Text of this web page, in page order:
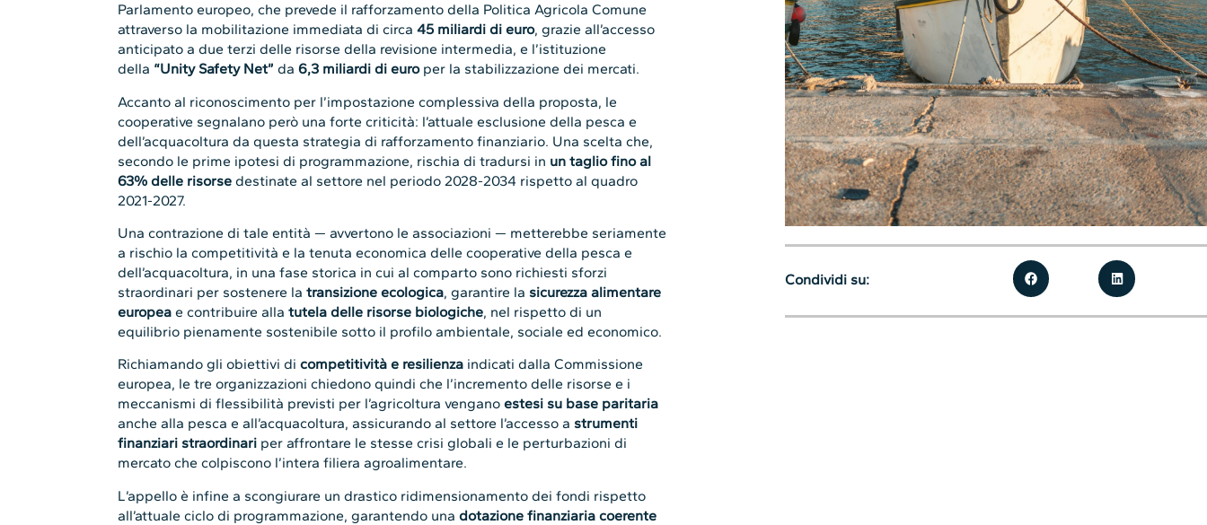
Parlamento europeo, che prevede il rafforzamento della Politica Agricola Comune
attraverso la mobilitazione immediata di circa45 miliardi di euro, grazie all’accesso
anticipato a due terzi delle risorse della revisione intermedia, e l’istituzione
della “Unity Safety Net” da6,3 miliardi di europer la stabilizzazione dei mercati.
Accanto al riconoscimento per l’impostazione complessiva della proposta, le
cooperative segnalano però una forte criticità: l’attuale esclusione della pesca e
dell’acquacoltura da questa strategia di rafforzamento finanziario. Una scelta che,
secondo le prime ipotesi di programmazione, rischia di tradursi in un taglio fino al
63% delle risorse destinate al settore nel periodo 2028-2034 rispetto al quadro
2021-2027.
Una contrazione di tale entità — avvertono le associazioni — metterebbe seriamente
a rischio la competitività e la tenuta economica delle cooperative della pesca e
dell’acquacoltura, in una fase storica in cui al comparto sono richiesti sforzi
straordinari per sostenere latransizione ecologica, garantire la sicurezza alimentare
europea e contribuire allatutela delle risorse biologiche, nel rispetto di un
equilibrio pienamente sostenibile sotto il profilo ambientale, sociale ed economico.
Richiamando gli obiettivi dicompetitività e resilienza indicati dalla Commissione
europea, le tre organizzazioni chiedono quindi che l’incremento delle risorse e i
meccanismi di flessibilità previsti per l’agricoltura venganoestesi su base paritaria
anche alla pesca e all’acquacoltura, assicurando al settore l’accesso a strumenti
finanziari straordinari per affrontare le stesse crisi globali e le perturbazioni di
mercato che colpiscono l’intera filiera agroalimentare.
L’appello è infine a scongiurare un drastico ridimensionamento dei fondi rispetto
all’attuale ciclo di programmazione, garantendo unadotazione finanziaria coerente
Condividi su: